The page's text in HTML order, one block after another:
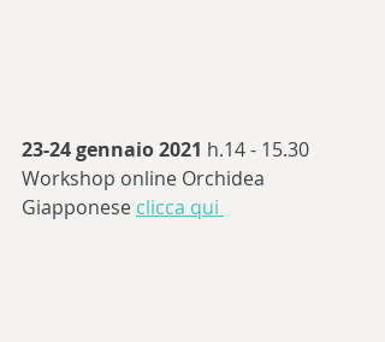
23-24 gennaio 2021 h.14 - 15.30
Workshop online Orchidea
Giapponese clicca qui